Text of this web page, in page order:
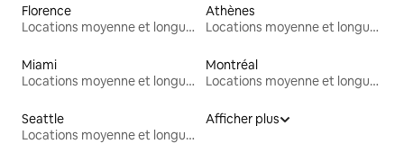
Florence
Locations moyenne et longue durée
Athènes
Locations moyenne et longue durée
Miami
Locations moyenne et longue durée
Montréal
Locations moyenne et longue durée
Seattle
Locations moyenne et longue durée
Afficher plus